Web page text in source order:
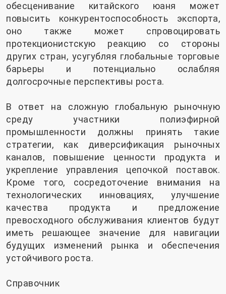
обесценивание китайского юаня может
повысить конкурентоспособность экспорта,
оно также может спровоцировать
протекционистскую реакцию со стороны
других стран, усугубляя глобальные торговые
барьеры и потенциально ослабляя
долгосрочные перспективы роста.
В ответ на сложную глобальную рыночную
среду участники полиэфирной
промышленности должны принять такие
стратегии, как диверсификация рыночных
каналов, повышение ценности продукта и
укрепление управления цепочкой поставок.
Кроме того, сосредоточение внимания на
технологических инновациях, улучшение
качества продукта и предложение
превосходного обслуживания клиентов будут
иметь решающее значение для навигации
будущих изменений рынка и обеспечения
устойчивого роста.
Справочник